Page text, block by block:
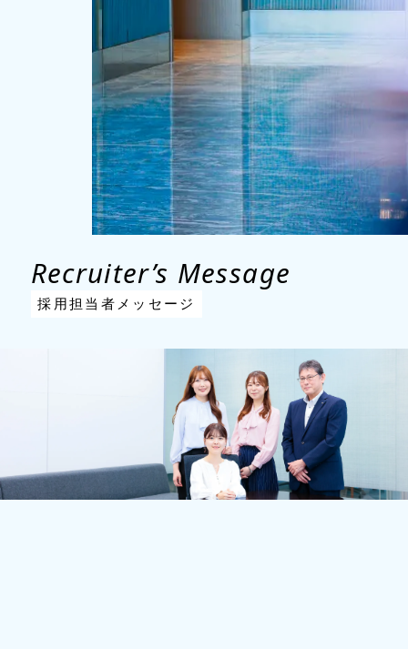
Recruiter’s Message
採用担当者メッセージ